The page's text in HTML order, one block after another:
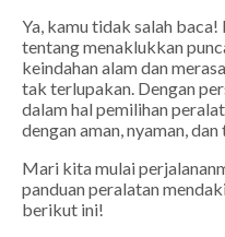
Ya, kamu tidak salah
tentang menaklukkan
keindahan alam dan
tak terlupakan. Dengan
dalam hal pemilihan
dengan aman, nyaman,
Mari kita mulai
panduan peralatan
berikut ini!